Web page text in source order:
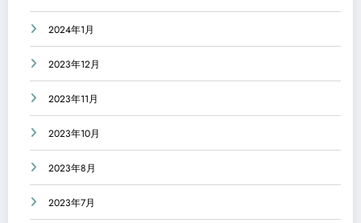
2024年1月
2023年12月
2023年11月
2023年10月
2023年8月
2023年7月